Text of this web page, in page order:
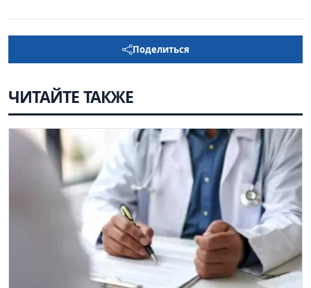
Поделиться
ЧИТАЙТЕ ТАКЖЕ